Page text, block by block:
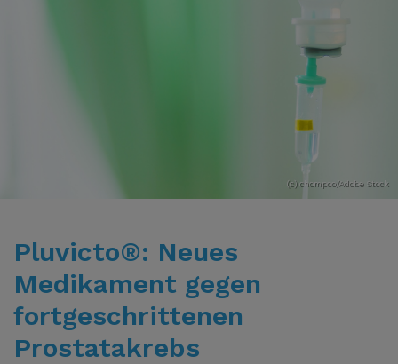
(c) chompoo/Adobe Stock
Pluvicto®: Neues
Medikament gegen
fortgeschrittenen
Prostatakrebs